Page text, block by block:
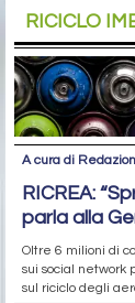
RICICLO
A cura di
RICREA:
parla alla
Oltre 6 milioni di
sui social network
sul riciclo degli